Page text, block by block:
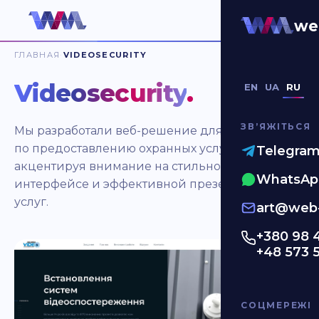
EN UA RU
ЗВʼЯЖІТЬСЯ
+380 98
+48 573
СОЦМЕРЕЖІ
ГЛАВНАЯ VIDEOSECURITY
Videosecurity.
Мы разработали веб-решение для компании
по предоставлению охранных услуг,
акцентируя внимание на стильном
интерфейсе и эффективной презентации
услуг.